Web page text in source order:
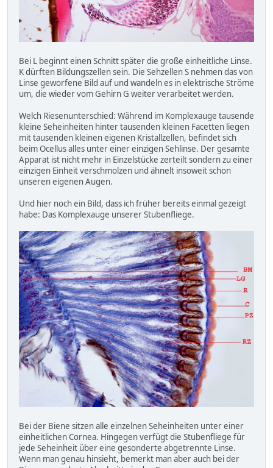
Bei L beginnt einen Schnitt später die große einheitliche Linse.
K dürften Bildungszellen sein. Die Sehzellen S nehmen das von
Linse geworfene Bild auf und wandeln es in elektrische Ströme
um, die wieder vom Gehirn G weiter verarbeitet werden.
Welch Riesenunterschied: Während im Komplexauge tausende
kleine Seheinheiten hinter tausenden kleinen Facetten liegen
mit tausenden kleinen eigenen Kristallzellen, befindet sich
beim Ocellus alles unter einer einzigen Sehlinse. Der gesamte
Apparat ist nicht mehr in Einzelstücke zerteilt sondern zu einer
einzigen Einheit verschmolzen und ähnelt insoweit schon
unseren eigenen Augen.
Und hier noch ein Bild, dass ich früher bereits einmal gezeigt
habe: Das Komplexauge unserer Stubenfliege.
Bei der Biene sitzen alle einzelnen Seheinheiten unter einer
einheitlichen Cornea. Hingegen verfügt die Stubenfliege für
jede Seheinheit über eine gesonderte abgetrennte Linse.
Wenn man genau hinsieht, bemerkt man aber auch bei der